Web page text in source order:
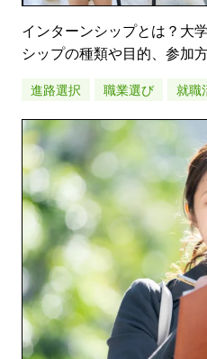
インターンシップとは？大
シップの種類や目的、参加
進路選択 職業選び 就職